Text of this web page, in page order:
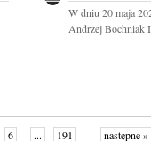
W dniu 20 maja
Andrzej Bochniak
6 ... 191 następne »